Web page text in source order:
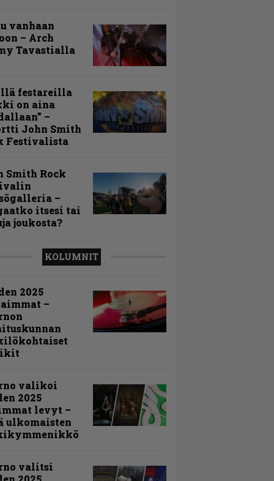
vanhaan
– Arch
Tavastialla
festareilla
on aina
–
John Smith
Festivalista
Smith Rock
–
itsesi tai
joukosta?
KOLUMNIT
2025
–
valikoi
2025
levyt –
ulkomaisten
valitsi